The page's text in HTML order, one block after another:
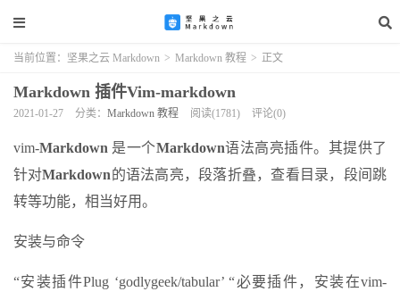
当前位置： 坚果之云 Markdown > Markdown 教程 > 正文
Markdown 插件Vim-markdown
2021-01-27 分类： Markdown 教程 阅读(1781) 评论(0)
vim-Markdown 是一个Markdown语法高亮插件。其提供了
针对Markdown的语法高亮，段落折叠，查看目录，段间跳
转等功能，相当好用。
安装与命令
“安装插件Plug ‘godlygeek/tabular’ “必要插件，安装在vim-